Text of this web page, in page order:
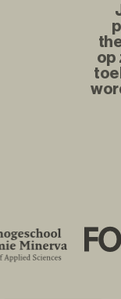
op